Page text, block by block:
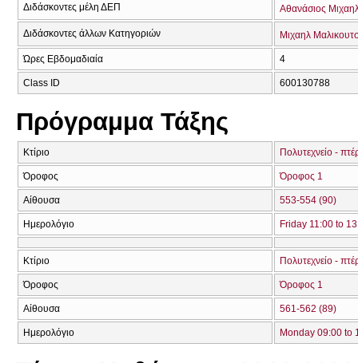
Διδάσκοντες μέλη ΔΕΠ Αθανάσιος
Διδάσκοντες άλλων Κατηγοριών Μιχαηλ
Ώρες Εβδομαδιαία 4
Class ID 600130788
Πρόγραμμα Τάξης
Κτίριο Πολυτεχνείο -
Όροφος Όροφος 1
Αίθουσα 553-554 (90)
Ημερολόγιο Friday 11:00 to
Κτίριο Πολυτεχνείο -
Όροφος Όροφος 1
Αίθουσα 561-562 (89)
Ημερολόγιο Monday 09:00 to